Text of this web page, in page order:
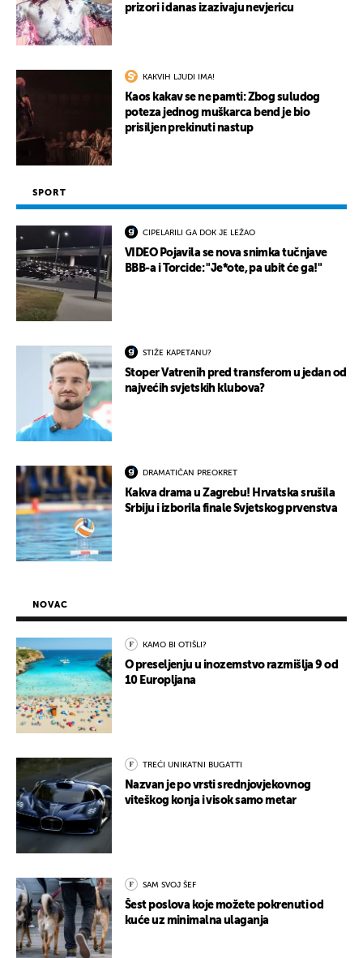
prizori i danas izazivaju nevjericu
KAKVIH LJUDI IMA!
Kaos kakav se ne pamti: Zbog suludog
poteza jednog muškarca bend je bio
prisiljen prekinuti nastup
SPORT
CIPELARILI GA DOK JE LEŽAO
VIDEO Pojavila se nova snimka tučnjave
BBB-a i Torcide: "Je*ote, pa ubit će ga!"
STIŽE KAPETANU?
Stoper Vatrenih pred transferom u jedan od
najvećih svjetskih klubova?
DRAMATIČAN PREOKRET
Kakva drama u Zagrebu! Hrvatska srušila
Srbiju i izborila finale Svjetskog prvenstva
NOVAC
KAMO BI OTIŠLI?
O preseljenju u inozemstvo razmišlja 9 od
10 Europljana
TREĆI UNIKATNI BUGATTI
Nazvan je po vrsti srednjovjekovnog
viteškog konja i visok samo metar
SAM SVOJ ŠEF
Šest poslova koje možete pokrenuti od
kuće uz minimalna ulaganja